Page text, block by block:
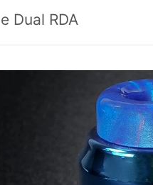
Dual RDA